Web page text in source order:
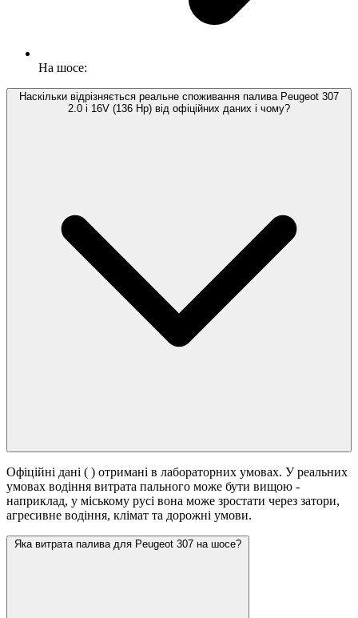
На шосе:
Наскільки відрізняється реальне споживання палива Peugeot 307
2.0 i 16V (136 Hp) від офіційних даних і чому?
Офіційні дані ( ) отримані в лабораторних умовах. У реальних
умовах водіння витрата пального може бути вищою -
наприклад, у міському русі вона може зростати через затори,
агресивне водіння, клімат та дорожні умови.
Яка витрата палива для Peugeot 307 на шосе?